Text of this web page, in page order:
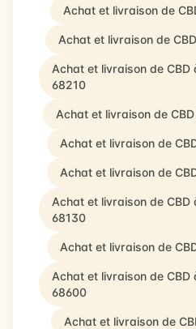
Achat et livraison de
Achat et livraison de
Achat et livraison de CBD
68210
Achat et livraison de
Achat et livraison de
Achat et livraison de
Achat et livraison de CBD
68130
Achat et livraison de
Achat et livraison de CBD
68600
Achat et livraison de